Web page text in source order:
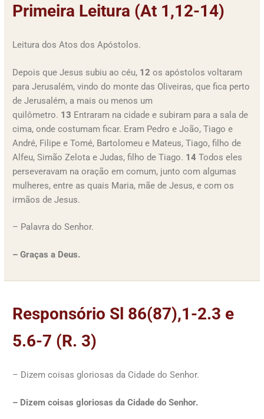
Primeira Leitura (At 1,12-14)
Leitura dos Atos dos Apóstolos.
Depois que Jesus subiu ao céu, 12 os apóstolos voltaram
para Jerusalém, vindo do monte das Oliveiras, que fica perto
de Jerusalém, a mais ou menos um
quilômetro. 13 Entraram na cidade e subiram para a sala de
cima, onde costumam ficar. Eram Pedro e João, Tiago e
André, Filipe e Tomé, Bartolomeu e Mateus, Tiago, filho de
Alfeu, Simão Zelota e Judas, filho de Tiago. 14 Todos eles
perseveravam na oração em comum, junto com algumas
mulheres, entre as quais Maria, mãe de Jesus, e com os
irmãos de Jesus.
– Palavra do Senhor.
– Graças a Deus.
Responsório Sl 86(87),1-2.3 e
5.6-7 (R. 3)
– Dizem coisas gloriosas da Cidade do Senhor.
– Dizem coisas gloriosas da Cidade do Senhor.